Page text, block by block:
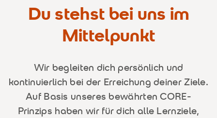
Du stehst bei uns im
Mittelpunkt
Wir begleiten dich persönlich und
kontinuierlich bei der Erreichung deiner Ziele.
Auf Basis unseres bewährten CORE-
Prinzips haben wir für dich alle Lernziele,